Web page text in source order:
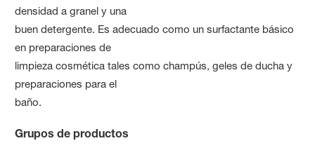
densidad a granel y una
buen detergente. Es adecuado como un surfactante básico
en preparaciones de
limpieza cosmética tales como champús, geles de ducha y
preparaciones para el
baño.
Grupos de productos